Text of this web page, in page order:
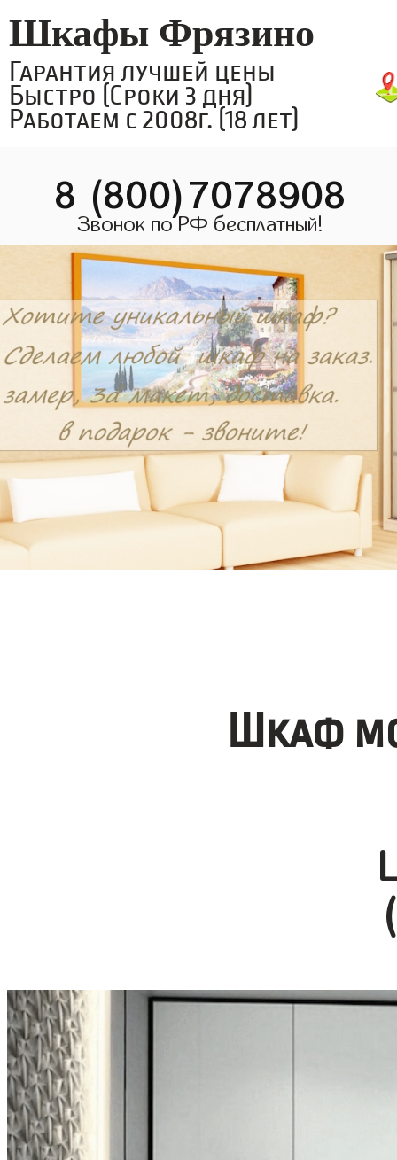
Шкафы Фрязино
Гарантия лучшей цены
Быстро (Сроки 3 дня)
Работаем с 2008г. (18 лет)
8 (800)7078908
Звонок по РФ бесплатный!
Шкаф